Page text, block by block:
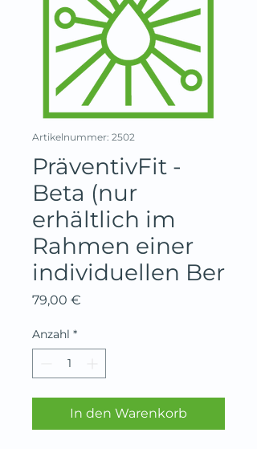
Artikelnummer: 2502
PräventivFit -
Beta (nur
erhältlich im
Rahmen einer
individuellen Ber
79,00 €
Anzahl *
In den Warenkorb